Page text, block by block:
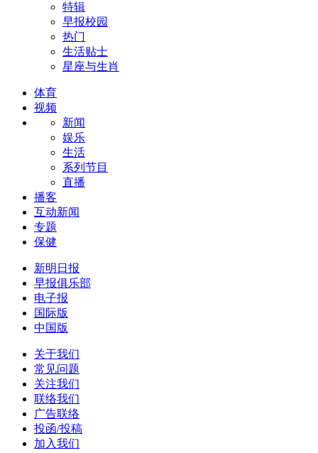
特辑
早报校园
热门
生活贴士
星座与生肖
体育
视频
新闻
娱乐
生活
系列节目
直播
播客
互动新闻
专题
保健
新明日报
早报俱乐部
电子报
国际版
中国版
关于我们
常见问题
关注我们
联络我们
广告联络
投函/投稿
加入我们